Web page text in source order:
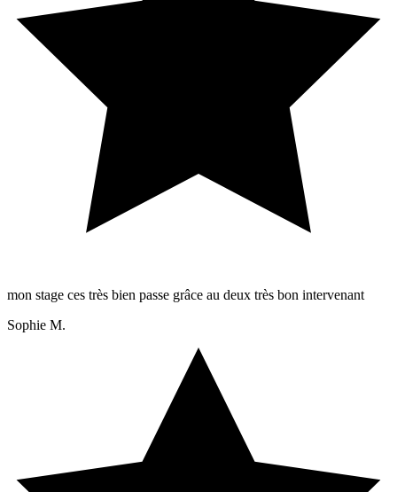
mon stage ces très bien passe grâce au deux très bon intervenant
Sophie M.